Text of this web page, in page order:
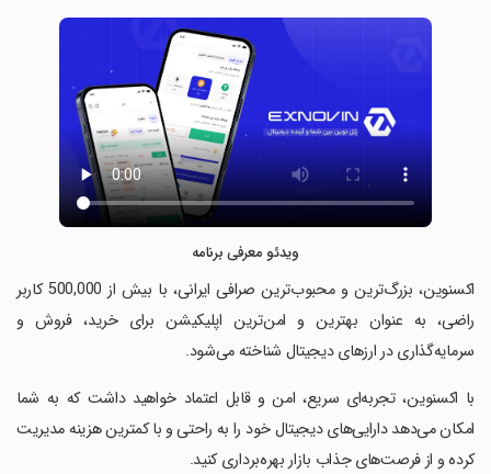
ویدئو معرفی برنامه
‏اکسنوین، بزرگ‌ترین و محبوب‌ترین صرافی ایرانی، با بیش از 500,000 کاربر
راضی، به عنوان بهترین و امن‌ترین اپلیکیشن برای خرید، فروش و
سرمایه‌گذاری در ارزهای دیجیتال شناخته می‌شود.
‏با اکسنوین، تجربه‌ای سریع، امن و قابل اعتماد خواهید داشت که به شما
امکان می‌دهد دارایی‌های دیجیتال خود را به راحتی و با کمترین هزینه مدیریت
کرده و از فرصت‌های جذاب بازار بهره‌برداری کنید.